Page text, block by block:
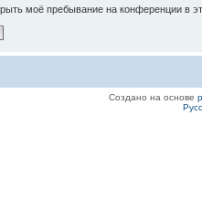
моё пребывание на конференции в
Создано на основе